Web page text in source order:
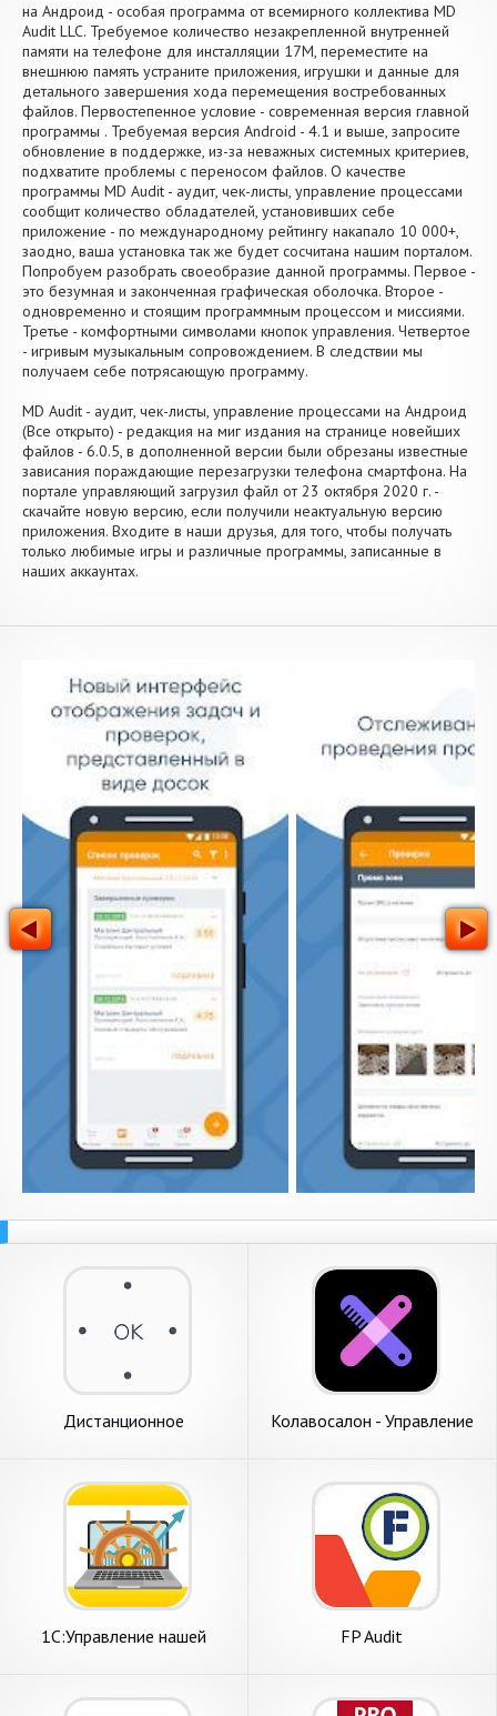
на Андроид - особая программа от всемирного коллектива MD
Audit LLC. Требуемое количество незакрепленной внутренней
памяти на телефоне для инсталляции 17M, переместите на
внешнюю память устраните приложения, игрушки и данные для
детального завершения хода перемещения востребованных
файлов. Первостепенное условие - современная версия главной
программы . Требуемая версия Android - 4.1 и выше, запросите
обновление в поддержке, из-за неважных системных критериев,
подхватите проблемы с переносом файлов. О качестве
программы MD Audit - аудит, чек-листы, управление процессами
сообщит количество обладателей, установивших себе
приложение - по международному рейтингу накапало 10 000+,
заодно, ваша установка так же будет сосчитана нашим порталом.
Попробуем разобрать своеобразие данной программы. Первое -
это безумная и законченная графическая оболочка. Второе -
одновременно и стоящим программным процессом и миссиями.
Третье - комфортными символами кнопок управления. Четвертое
- игривым музыкальным сопровождением. В следствии мы
получаем себе потрясающую программу.
MD Audit - аудит, чек-листы, управление процессами на Андроид
(Все открыто) - редакция на миг издания на странице новейших
файлов - 6.0.5, в дополненной версии были обрезаны известные
зависания пораждающие перезагрузки телефона смартфона. На
портале управляющий загрузил файл от 23 октября 2020 г. -
скачайте новую версию, если получили неактуальную версию
приложения. Входите в наши друзья, для того, чтобы получать
только любимые игры и различные программы, записанные в
наших аккаунтах.
Дистанционное
Колавосалон - Управление
1С:Управление нашей
FP Audit